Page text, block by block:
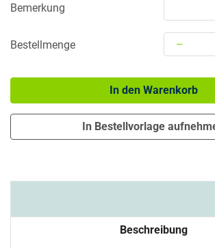
Bemerkung
Bestellmenge –
In den Warenkorb
In Bestellvorlage
Beschreibung